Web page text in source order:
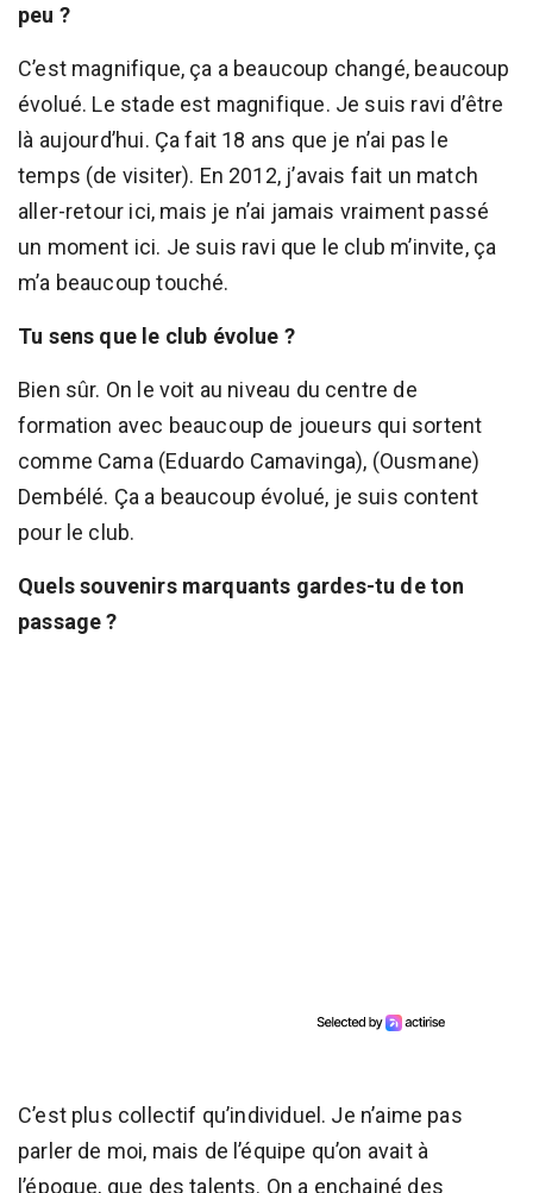
peu ?
C’est magnifique, ça a beaucoup changé, beaucoup
évolué. Le stade est magnifique. Je suis ravi d’être
là aujourd’hui. Ça fait 18 ans que je n’ai pas le
temps (de visiter). En 2012, j’avais fait un match
aller-retour ici, mais je n’ai jamais vraiment passé
un moment ici. Je suis ravi que le club m’invite, ça
m’a beaucoup touché.
Tu sens que le club évolue ?
Bien sûr. On le voit au niveau du centre de
formation avec beaucoup de joueurs qui sortent
comme Cama (Eduardo Camavinga), (Ousmane)
Dembélé. Ça a beaucoup évolué, je suis content
pour le club.
Quels souvenirs marquants gardes-tu de ton
passage ?
C’est plus collectif qu’individuel. Je n’aime pas
parler de moi, mais de l’équipe qu’on avait à
l’époque, que des talents. On a enchainé des